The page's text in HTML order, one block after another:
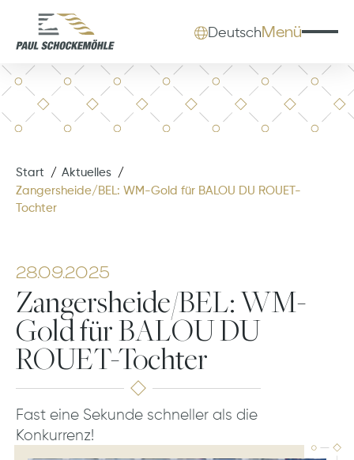
DeutschMenü
Start
Aktuelles
Zangersheide/BEL: WM-Gold für BALOU DU ROUET-
Tochter
28.09.2025
Zangersheide/BEL: WM-
Gold für BALOU DU
ROUET-Tochter
Fast eine Sekunde schneller als die
Konkurrenz!